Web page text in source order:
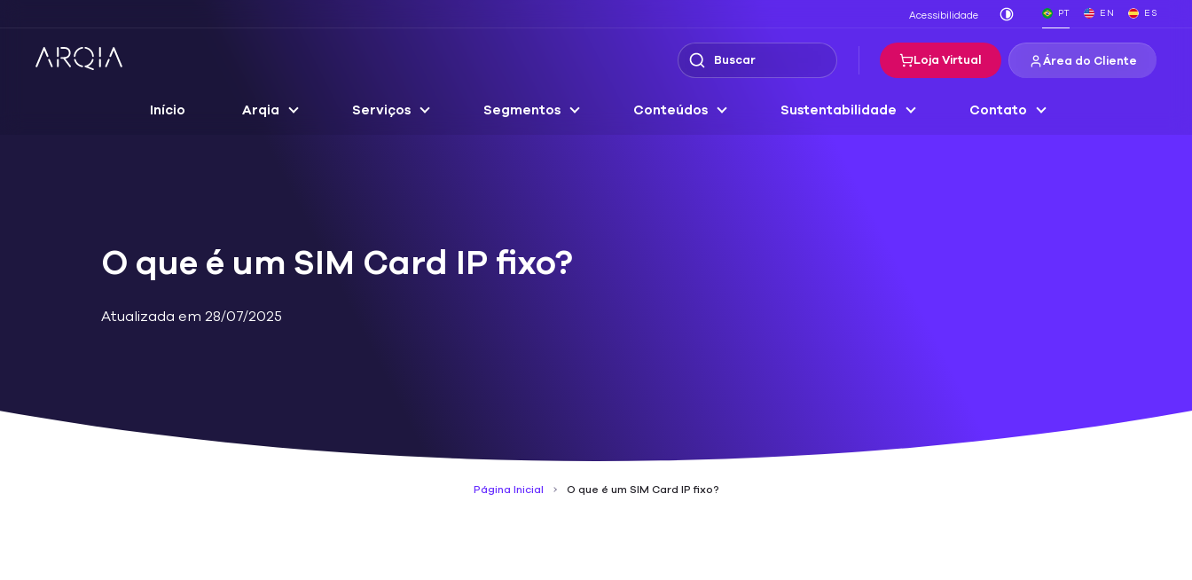
Acessibilidade PT EN ES
Loja Virtual Área do Cliente
Início Arqia Serviços Segmentos Conteúdos Sustentabilidade Contato
O que é um SIM Card IP fixo?
Atualizada em 28/07/2025
Página Inicial O que é um SIM Card IP fixo?